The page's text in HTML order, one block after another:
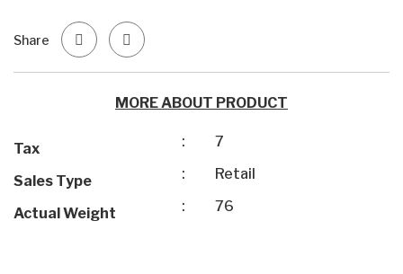
Share
MORE ABOUT PRODUCT
Tax : 7
Sales Type : Retail
Actual Weight : 76